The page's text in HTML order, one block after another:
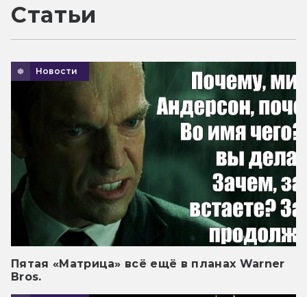
Статьи
Новости
Пятая «Матрица» всё ещё в планах Warner
Bros.